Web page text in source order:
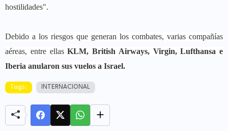
hostilidades".
Debido a los riesgos que generan los combates, varias compañías
aéreas, entre ellas KLM, British Airways, Virgin, Lufthansa e
Iberia anularon sus vuelos a Israel.
Tags: INTERNACIONAL